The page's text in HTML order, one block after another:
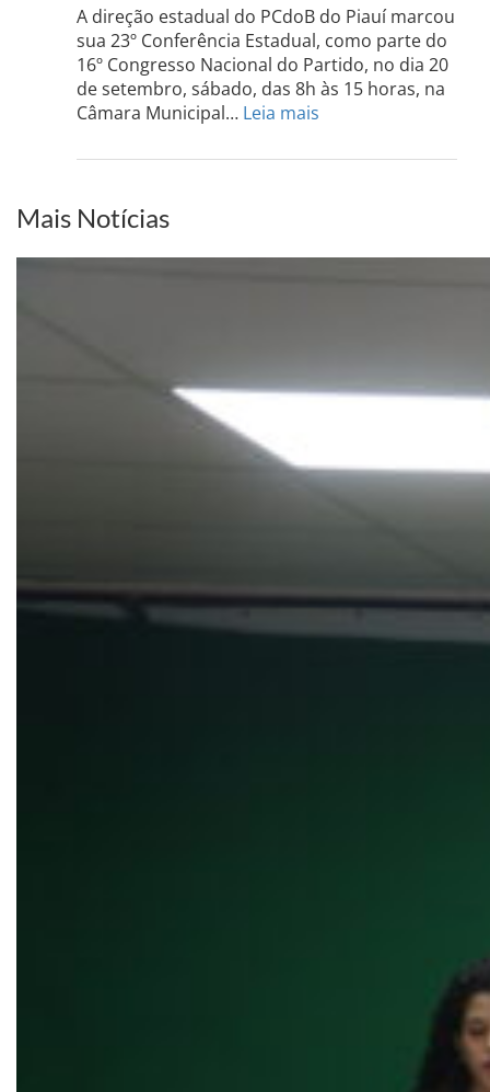
do
Sul
dia
A direção estadual do PCdoB do Piauí marcou
sua 23º Conferência Estadual, como parte do
16º Congresso Nacional do Partido, no dia 20
de setembro, sábado, das 8h às 15 horas, na
Câmara Municipal… Leia mais
PI
Estadual
Mais Notícias